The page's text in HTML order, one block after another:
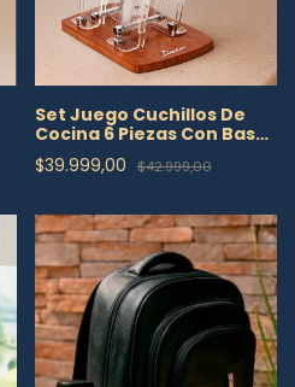
Set Juego Cuchillos De
Cocina 6 Piezas Con Base
Transparente
$39.999,00 $42.999,00